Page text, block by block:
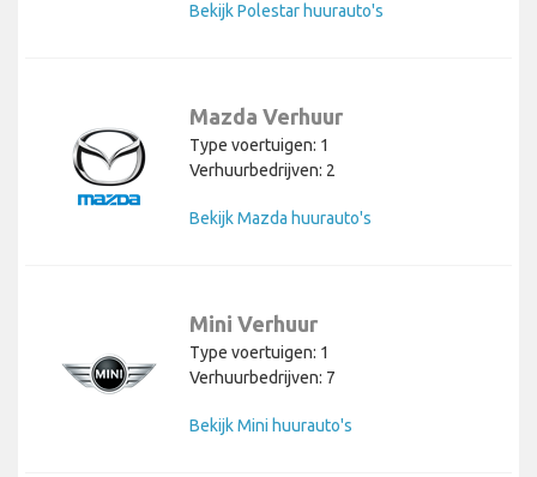
Bekijk Polestar huurauto's
Mazda Verhuur
Type voertuigen: 1
Verhuurbedrijven: 2
Bekijk Mazda huurauto's
Mini Verhuur
Type voertuigen: 1
Verhuurbedrijven: 7
Bekijk Mini huurauto's